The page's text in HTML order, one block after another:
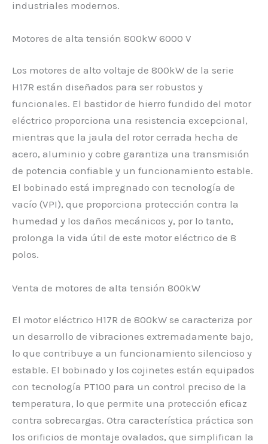
industriales modernos.
Motores de alta tensión 800kW 6000 V
Los motores de alto voltaje de 800kW de la serie
H17R están diseñados para ser robustos y
funcionales. El bastidor de hierro fundido del motor
eléctrico proporciona una resistencia excepcional,
mientras que la jaula del rotor cerrada hecha de
acero, aluminio y cobre garantiza una transmisión
de potencia confiable y un funcionamiento estable.
El bobinado está impregnado con tecnología de
vacío (VPI), que proporciona protección contra la
humedad y los daños mecánicos y, por lo tanto,
prolonga la vida útil de este motor eléctrico de 8
polos.
Venta de motores de alta tensión 800kW
El motor eléctrico H17R de 800kW se caracteriza por
un desarrollo de vibraciones extremadamente bajo,
lo que contribuye a un funcionamiento silencioso y
estable. El bobinado y los cojinetes están equipados
con tecnología PT100 para un control preciso de la
temperatura, lo que permite una protección eficaz
contra sobrecargas. Otra característica práctica son
los orificios de montaje ovalados, que simplifican la